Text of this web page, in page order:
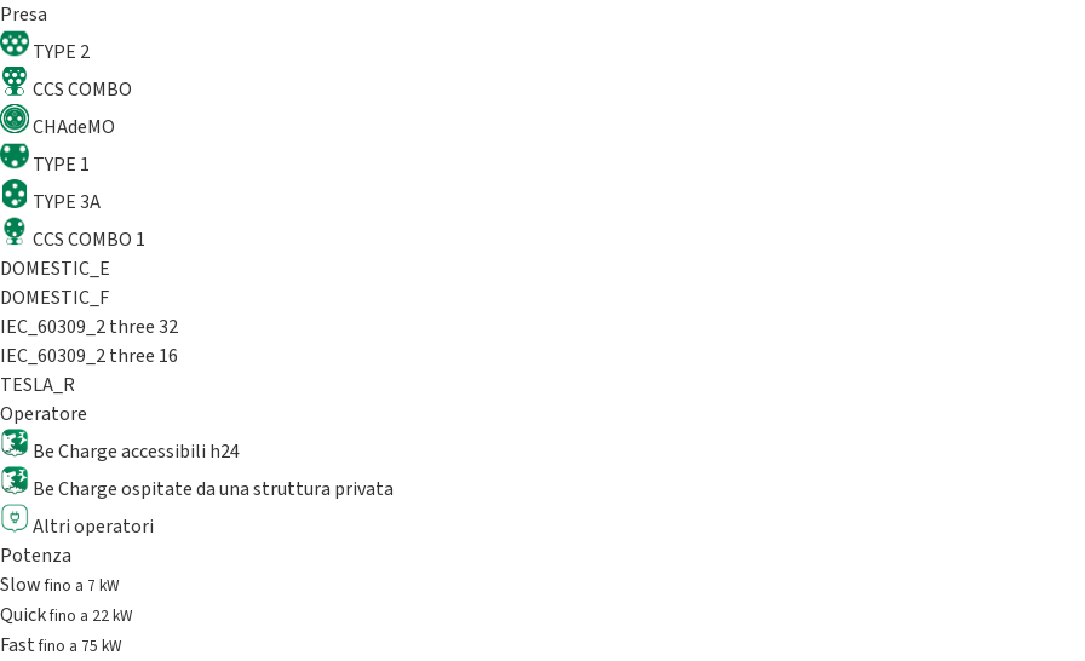
Presa
TYPE 2
CCS COMBO
CHAdeMO
TYPE 1
TYPE 3A
CCS COMBO 1
DOMESTIC_E
DOMESTIC_F
IEC_60309_2 three 32
IEC_60309_2 three 16
TESLA_R
Operatore
Be Charge accessibili h24
Be Charge ospitate da una struttura privata
Altri operatori
Potenza
Slowfino a 7 kW
Quickfino a 22 kW
Fastfino a 75 kW